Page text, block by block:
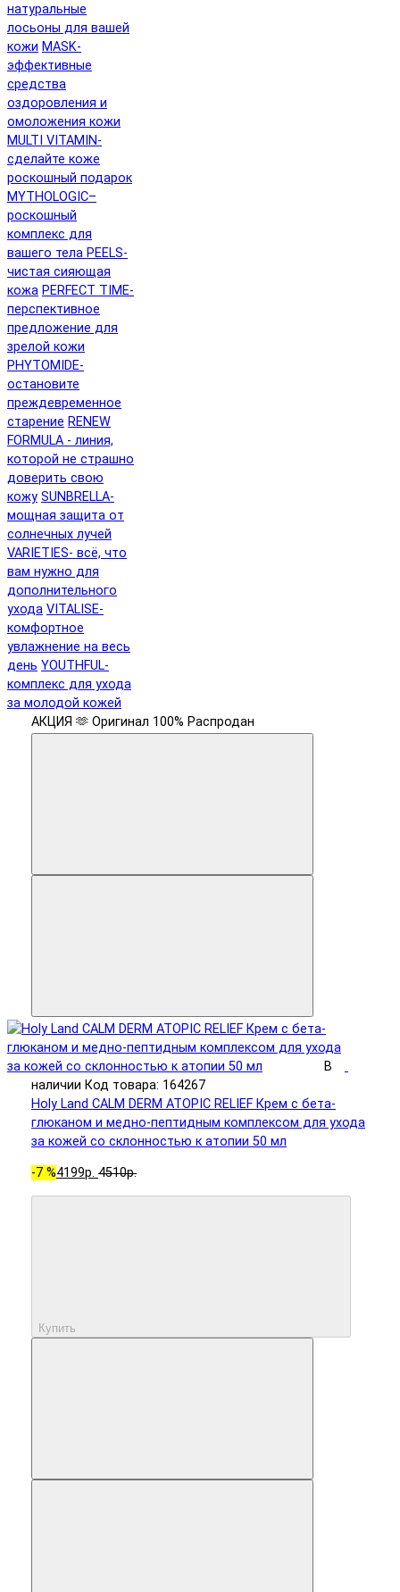
натуральные
лосьоны для вашей
кожи MASK-
эффективные
средства
оздоровления и
омоложения кожи
MULTI VITAMIN-
сделайте коже
роскошный подарок
MYTHOLOGIC–
роскошный
комплекс для
вашего тела PEELS-
чистая сияющая
кожа PERFECT TIME-
перспективное
предложение для
зрелой кожи
PHYTOMIDE-
остановите
преждевременное
старение RENEW
FORMULA - линия,
которой не страшно
доверить свою
кожу SUNBRELLA-
мощная защита от
солнечных лучей
VARIETIES- всё, что
вам нужно для
дополнительного
ухода VITALISE-
комфортное
увлажнение на весь
день YOUTHFUL-
комплекс для ухода
за молодой кожей
АКЦИЯ 🫶 Оригинал 100% Распродан
В
наличии Код товара: 164267
Holy Land CALM DERM ATOPIC RELIEF Крем с бета-
глюканом и медно-пептидным комплексом для ухода
за кожей со склонностью к атопии 50 мл
-7 %4199р. 4510р.
Купить